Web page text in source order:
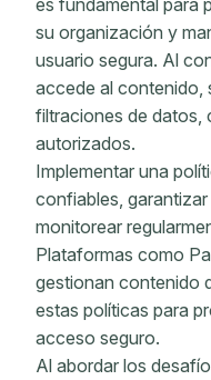
su organización y
usuario segura. Al
accede al contenido,
filtraciones de datos,
autorizados.
Implementar una
confiables,
monitorear
Plataformas como
gestionan contenido
estas políticas para
acceso seguro.
Al abordar los